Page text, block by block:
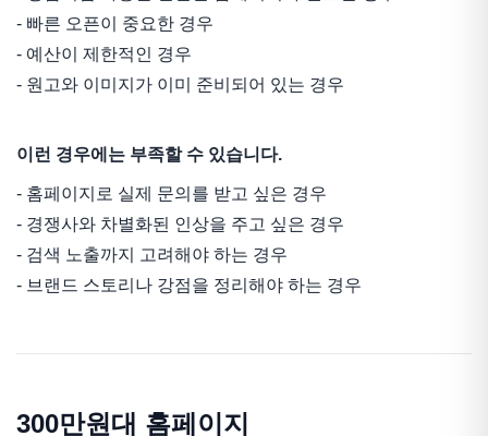
- 빠른 오픈이 중요한 경우
- 예산이 제한적인 경우
- 원고와 이미지가 이미 준비되어 있는 경우
이런 경우에는 부족할 수 있습니다.
- 홈페이지로 실제 문의를 받고 싶은 경우
- 경쟁사와 차별화된 인상을 주고 싶은 경우
- 검색 노출까지 고려해야 하는 경우
- 브랜드 스토리나 강점을 정리해야 하는 경우
300만원대 홈페이지